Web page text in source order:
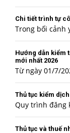
Chi tiết trình tự
Trong bối cảnh
Hướng dẫn kiểm
mới nhất 2026
Từ ngày 01/7/
Thủ tục kiểm
Quy trình đăng
Thủ tục và thuế